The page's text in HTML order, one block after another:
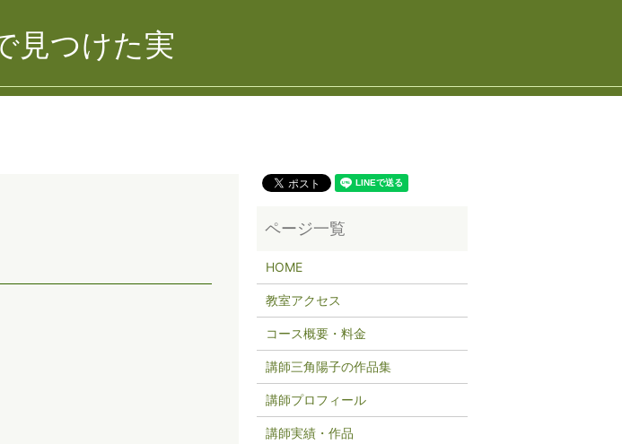
見つけた実
HOME
教室アクセス
コース概要・料金
講師三角陽子の作品集
講師プロフィール
講師実績・作品